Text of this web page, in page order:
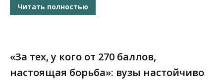
Читать полностью
«За тех, у кого от 270 баллов,
настоящая борьба»: вузы настойчиво